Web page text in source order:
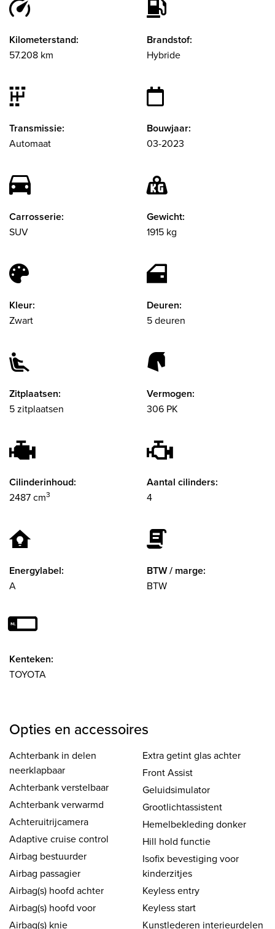
Kilometerstand:
57.208 km
Brandstof:
Hybride
Transmissie:
Automaat
Bouwjaar:
03-2023
Carrosserie:
SUV
Gewicht:
1915 kg
Kleur:
Zwart
Deuren:
5 deuren
Zitplaatsen:
5 zitplaatsen
Vermogen:
306 PK
Cilinderinhoud:
2487 cm3
Aantal cilinders:
4
Energylabel:
A
BTW / marge:
BTW
Kenteken:
TOYOTA
Opties en accessoires
Achterbank in delen
neerklapbaar
Achterbank verstelbaar
Achterbank verwarmd
Achteruitrijcamera
Adaptive cruise control
Airbag bestuurder
Airbag passagier
Airbag(s) hoofd achter
Airbag(s) hoofd voor
Airbag(s) knie
Extra getint glas achter
Front Assist
Geluidsimulator
Grootlichtassistent
Hemelbekleding donker
Hill hold functie
Isofix bevestiging voor
kinderzitjes
Keyless entry
Keyless start
Kunstlederen interieurdelen